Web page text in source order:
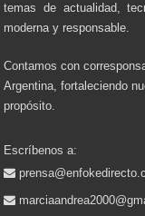
temas de actualidad,
moderna y responsable.
Contamos con
Argentina, fortaleciendo
propósito.
Escríbenos a: